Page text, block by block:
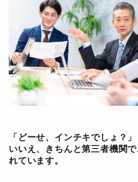
「どーせ、インチキでしょ？」
いいえ、きちんと第三者機関
れています。